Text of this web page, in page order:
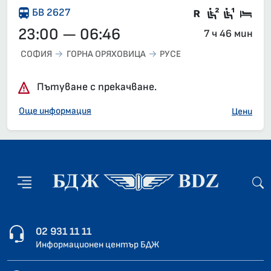
БВ 2627 Влак със
Седящи
23:00 — 06:46 7 ч 46 мин
СОФИЯ ГОРНА ОРЯХОВИЦА РУСЕ
Пътуване с прекачване.
Още информация Цени
02 931 11 11
Информационен център БДЖ